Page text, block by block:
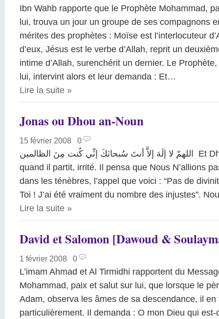
Ibn Wahb rapporte que le Prophète Mohammad,
lui, trouva un jour un groupe de ses compagnons
mérites des prophètes : Moïse est l’interlocuteur
d’eux, Jésus est le verbe d’Allah, reprit un
intime d’Allah, surenchérit un dernier. Le
lui, intervint alors et leur demanda : Et…
Lire la suite »
Jonas ou Dhou an-Noun
15 février 2008 0
اللهمّ لا إلَهَ إلاَّ أنتَ سُبحانَكَ إنِّي كُنت مِنَ الظالمين Et Dhou an-Noun (Jonas)
quand il partit, irrité. Il pensa que Nous N’allions
dans les ténèbres, l’appel que voici : “Pas de
Toi ! J’ai été vraiment du nombre des injustes”.
Lire la suite »
David et Salomon [Dawoud &
1 février 2008 0
L’imam Ahmad et Al Tirmidhi rapportent du
Mohammad, paix et salut sur lui, que lorsque le
Adam, observa les âmes de sa descendance, il
particulièrement. Il demanda : O mon Dieu qui est-